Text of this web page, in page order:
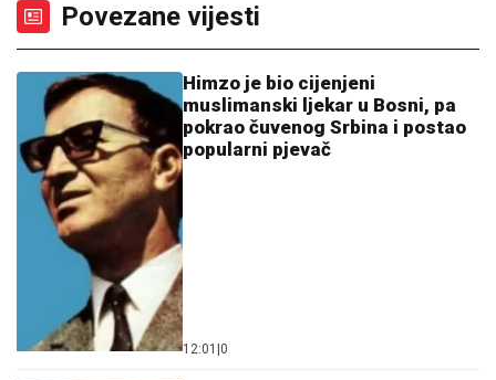
Povezane vijesti
Himzo je bio cijenjeni
muslimanski ljekar u Bosni, pa
pokrao čuvenog Srbina i postao
popularni pjevač
12:01 0